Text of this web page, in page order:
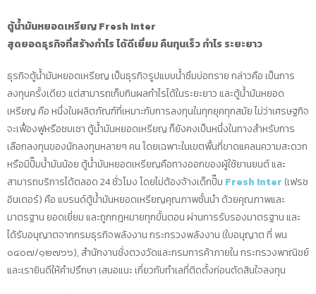
ตู้น้ำมันหยอดเหรียญFresh Inter
สุดยอดธุรกิจที่สร้างกำไร ได้ดีเยี่ยม คืนทุนเร็ว กำไร ระยะยาว
ธุรกิจตู้น้ำมันหยอดเหรียญ เป็นธุรกิจรูปแบบน้ำซึมบ่อทราย กล่าวคือ เป็นการ
ลงทุนครั้งเดียว แต่สามารถเก็บกินผลกำไรได้ในระยะยาว และตู้น้ำมันหยอด
เหรียญ คือ หนึ่งในผลิตภัณฑ์ที่เหมาะกับการลงทุนในทุกยุคทุกสมัย ไม่ว่าเศรษฐกิจ
จะเฟื่องฟูหรือซบเซา ตู้น้ำมันหยอดเหรียญ ก็ยังคงเป็นหนึ่งในทางสำหรับการ
เลือกลงทุนของนักลงทุนหลายๆ คน โดยเฉพาะในเขตพื้นที่ขาดแคลนความสะดวก
หรือมีปั๊มน้ำมันน้อย ตู้น้ำมันหยอดเหรียญคือทางออกของผู้ใช้ยานยนต์ และ
สามารถบริการได้ตลอด 24 ชั่วโมง โดยไม่ต้องจ้างเด็กปั๊ม Fresh Inter (เฟรช
อินเตอร์) คือ แบรนด์ตู้น้ำมันหยอดเหรียญคุณภาพชั้นนำ ด้วยคุณภาพและ
มาตรฐาน ยอดเยี่ยม และถูกกฎหมายทุกขั้นตอน ผ่านการรับรองมาตรฐาน และ
ได้รับอนุญาตจากกรมธุรกิจพลังงาน กระทรวงพลังงาน (ใบอนุญาต ที่ พน
๐๔๐๗/๑๒๗๖๖), สำนักงานชั่งตวงวัดและกรมการค้าภายใน กระทรวงพาณิชย์
และเรายินดีให้คำปรึกษา เสนอแนะ เกี่ยวกับทำเลที่ติดตั้งก่อนตัดสินใจลงทุน